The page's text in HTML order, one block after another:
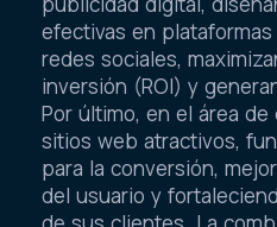
efectivas en
redes sociales,
inversión (ROI) y
Por último, en el área
sitios web atractivos,
para la conversión,
del usuario y